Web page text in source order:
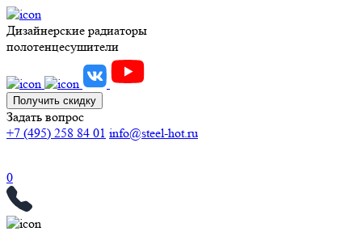
Дизайнерские радиаторы
полотенцесушители
Получить скидку
Задать вопрос
+7 (495) 258 84 01 info@steel-hot.ru
0